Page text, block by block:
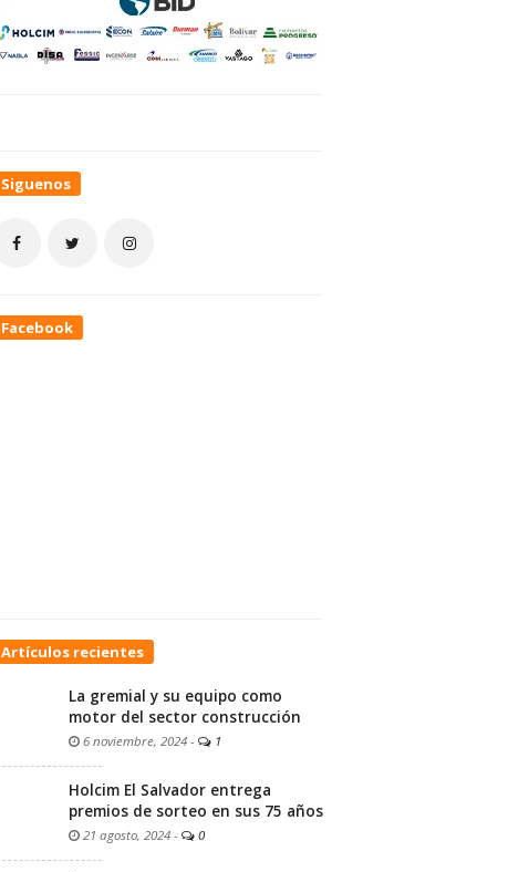
Siguenos
Facebook
Artículos recientes
La gremial y su equipo como
motor del sector construcción
6 noviembre, 2024 - 1
Holcim El Salvador entrega
premios de sorteo en sus 75 años
21 agosto, 2024 - 0